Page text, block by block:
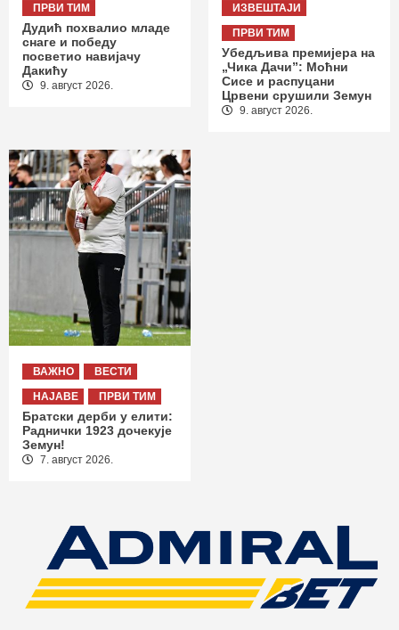
ПРВИ ТИМ
Дудић похвалио младе
снаге и победу
посветио навијачу
Дакићу
9. август 2026.
ИЗВЕШТАЈИ
ПРВИ ТИМ
Убедљива премијера на
„Чика Дачи”: Моћни
Сисе и распуцани
Црвени срушили Земун
9. август 2026.
ВАЖНО
ВЕСТИ
НАЈАВЕ
ПРВИ ТИМ
Братски дерби у елити:
Раднички 1923 дочекује
Земун!
7. август 2026.